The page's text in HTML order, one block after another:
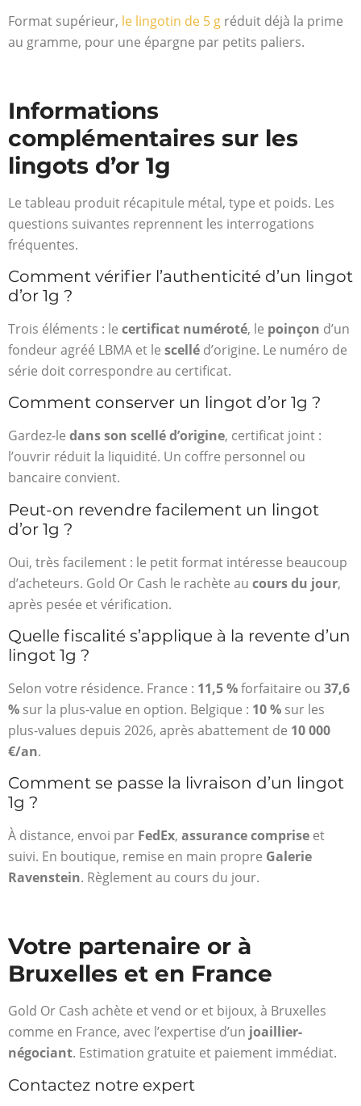
Format supérieur, le lingotin de 5 g réduit déjà la prime
au gramme, pour une épargne par petits paliers.
Informations
complémentaires sur les
lingots d’or 1g
Le tableau produit récapitule métal, type et poids. Les
questions suivantes reprennent les interrogations
fréquentes.
Comment vérifier l’authenticité d’un lingot
d’or 1g ?
Trois éléments : le certificat numéroté, le poinçon d’un
fondeur agréé LBMA et le scellé d’origine. Le numéro de
série doit correspondre au certificat.
Comment conserver un lingot d’or 1g ?
Gardez-le dans son scellé d’origine, certificat joint :
l’ouvrir réduit la liquidité. Un coffre personnel ou
bancaire convient.
Peut-on revendre facilement un lingot
d’or 1g ?
Oui, très facilement : le petit format intéresse beaucoup
d’acheteurs. Gold Or Cash le rachète au cours du jour,
après pesée et vérification.
Quelle fiscalité s’applique à la revente d’un
lingot 1g ?
Selon votre résidence. France : 11,5 %forfaitaire ou 37,6
% sur la plus-value en option. Belgique : 10 % sur les
plus-values depuis 2026, après abattement de 10 000
€/an.
Comment se passe la livraison d’un lingot
1g ?
À distance, envoi par FedEx, assurance comprise et
suivi. En boutique, remise en main propre Galerie
Ravenstein. Règlement au cours du jour.
Votre partenaire or à
Bruxelles et en France
Gold Or Cash achète et vend or et bijoux, à Bruxelles
comme en France, avec l’expertise d’un joaillier-
négociant. Estimation gratuite et paiement immédiat.
Contactez notre expert